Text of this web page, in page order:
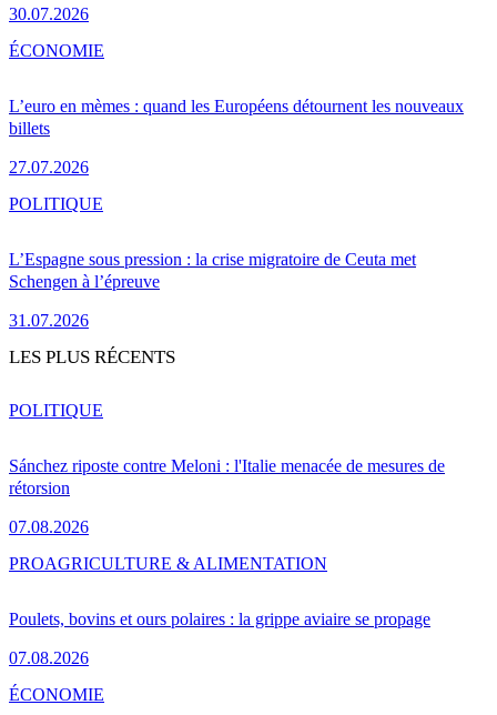
30.07.2026
L’euro en mèmes : quand les Européens détournent les nouveaux
billets
27.07.2026
ÉCONOMIE
L’Espagne sous pression : la crise migratoire de Ceuta met
Schengen à l’épreuve
31.07.2026
POLITIQUE
LES PLUS RÉCENTS
Sánchez riposte contre Meloni : l'Italie menacée de mesures de
rétorsion
07.08.2026
POLITIQUE
Poulets, bovins et ours polaires : la grippe aviaire se propage
07.08.2026
PROAGRICULTURE & ALIMENTATION
ÉCONOMIE